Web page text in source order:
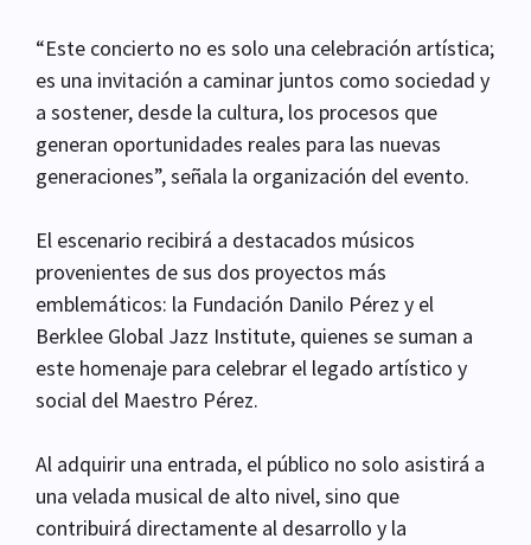
“Este concierto no es solo una celebración artística;
es una invitación a caminar juntos como sociedad y
a sostener, desde la cultura, los procesos que
generan oportunidades reales para las nuevas
generaciones”, señala la organización del evento.
El escenario recibirá a destacados músicos
provenientes de sus dos proyectos más
emblemáticos: la Fundación Danilo Pérez y el
Berklee Global Jazz Institute, quienes se suman a
este homenaje para celebrar el legado artístico y
social del Maestro Pérez.
Al adquirir una entrada, el público no solo asistirá a
una velada musical de alto nivel, sino que
contribuirá directamente al desarrollo y la